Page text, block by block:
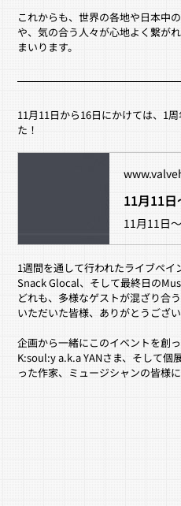
これからも、世界の各地や日本中
や、気の合う人々が心地よく繋が
まいります。
11月11日から16日にかけては、1
た！
1週間を通して行われたライブペイ
Snack Glocal、そして最終日の
どれも、多様なゲストが混ざり合
いただいた皆様、ありがとうござ
企画から一緒にこのイベントを創
K:soul:y a.k.a YANさま、そして個
った作家、ミュージシャンの皆様